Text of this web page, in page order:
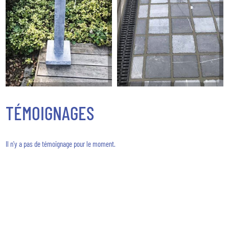
TÉMOIGNAGES
Il n'y a pas de témoignage pour le moment.